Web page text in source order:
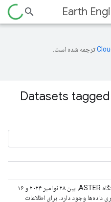
Earth
ترجمه شده است.
Datasets
توجه: به دلیل مشکلات فنی دستگاه ASTER، بین ۲۸ نوامبر ۲۰۲۴ و ۱۶
جمع‌آوری داده‌ها وجود دارد. برای اطلاعات